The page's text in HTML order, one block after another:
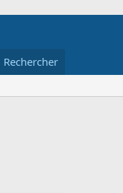
Rechercher